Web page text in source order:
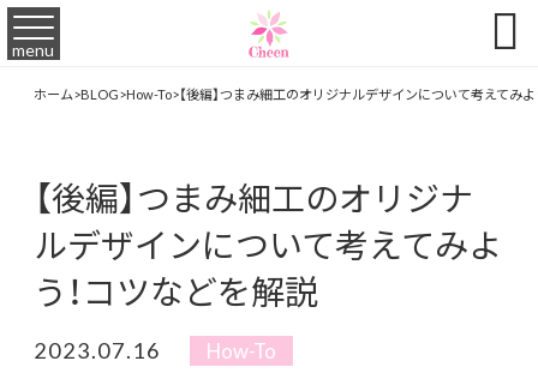
menu 
ホーム>BLOG>How-To>【後編】つまみ細工のオリジナルデザインについて考えてみ
【後編】つまみ細工のオリジナ
ルデザインについて考えてみよ
う！コツなどを解説
2023.07.16 How-To